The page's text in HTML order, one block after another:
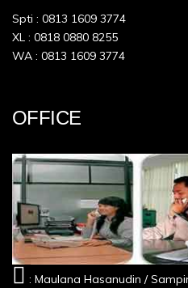
Spti : 0813 1609 3774
XL : 0818 0880 8255
WA : 0813 1609 3774
OFFICE
: Maulana Hasanudin /